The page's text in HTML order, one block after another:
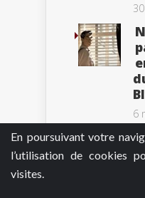
En poursuivant votre
l’utilisation de cookies
visites.
6